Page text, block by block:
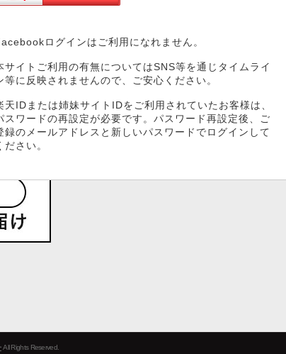
ログインはご利用になれません。
サイトご利用の有無についてはSNS等を通じタイムライ
等に反映されませんので、ご安心ください。
天IDまたは姉妹サイトIDをご利用されていたお客様は、
スワードの再設定が必要です。パスワード再設定後、ご
録のメールアドレスと新しいパスワードでログインして
ださい。
All Rights Reserved.